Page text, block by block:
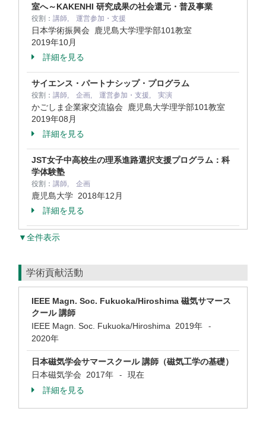
室へ～KAKENHI 研究成果の社会還元・普及事業
役割： 講師, 運営参加・支援
日本学術振興会 鹿児島大学理学部101教室
2019年10月
詳細を見る
サイエンス・パートナシップ・プログラム
役割： 講師, 企画, 運営参加・支援, 実演
かごしま企業家交流協会 鹿児島大学理学部101教室
2019年08月
詳細を見る
JST女子中高校生の理系進路選択支援プログラム：科
学体験塾
役割： 講師, 企画
鹿児島大学 2018年12月
詳細を見る
▼全件表示
学術貢献活動
IEEE Magn. Soc. Fukuoka/Hiroshima 磁気サマース
クール 講師
IEEE Magn. Soc. Fukuoka/Hiroshima 2019年 -
2020年
日本磁気学会サマースクール 講師（磁気工学の基礎）
日本磁気学会 2017年 -
現在
詳細を見る